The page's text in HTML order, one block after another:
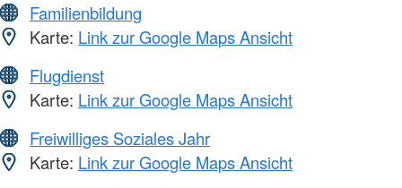
Familienbildung
Karte: Link zur Google Maps Ansicht
Flugdienst
Karte: Link zur Google Maps Ansicht
Freiwilliges Soziales Jahr
Karte: Link zur Google Maps Ansicht